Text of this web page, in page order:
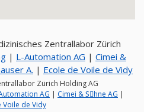
Zentrallabor Zürich
| L-Automation AG | Cimei &
A. | Ecole de Voile de Vidy
Zürich Holding AG
AG | Cimei & Sِhne AG |
Voile de Vidy